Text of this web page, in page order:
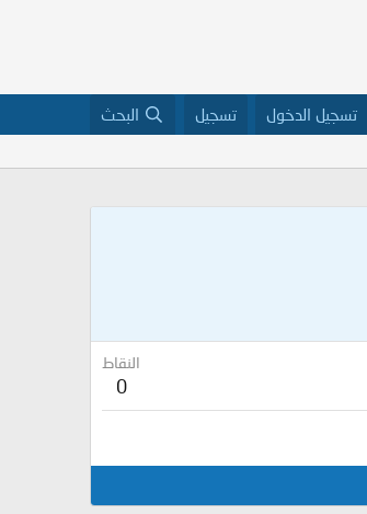
تسجيل الدخول تسجيل البحث
النقاط
0